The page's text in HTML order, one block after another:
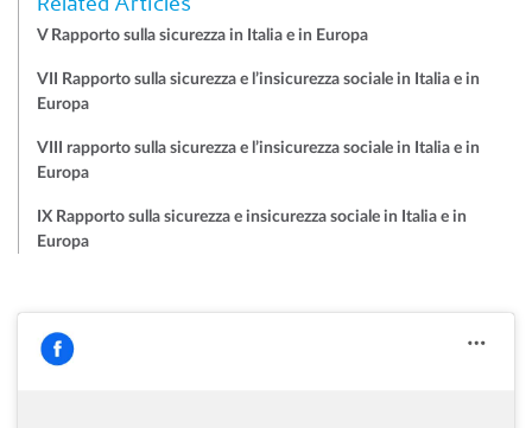
V Rapporto sulla sicurezza in Italia e in Europa
VII Rapporto sulla sicurezza e l’insicurezza sociale in Italia e in
Europa
VIII rapporto sulla sicurezza e l’insicurezza sociale in Italia e in
Europa
IX Rapporto sulla sicurezza e insicurezza sociale in Italia e in
Europa